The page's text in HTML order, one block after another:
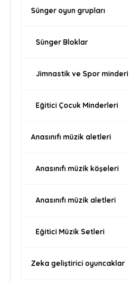
Sünger oyun grupları
Sünger Bloklar
Jimnastik ve Spor minderi
Eğitici Çocuk Minderleri
Anasınıfı müzik aletleri
Anasınıfı müzik köşeleri
Anasınıfı müzik aletleri
Eğitici Müzik Setleri
Zeka geliştirici oyuncaklar